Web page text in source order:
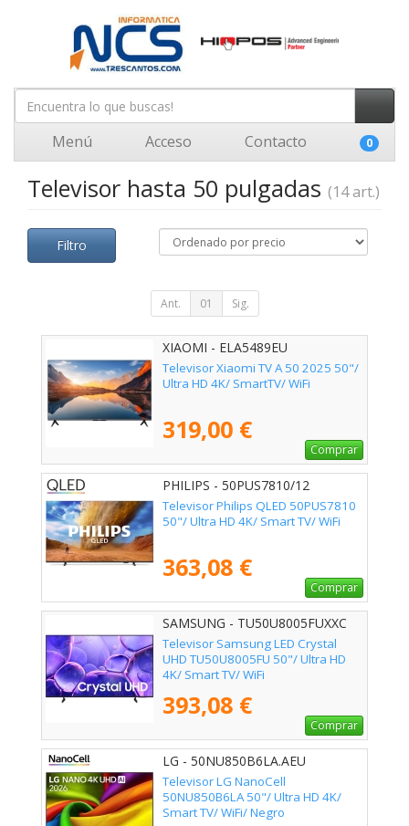
Menú Acceso Contacto 0
Televisor hasta 50 pulgadas (14 art.)
Filtro
Ant. 01 Sig.
XIAOMI - ELA5489EU
Televisor Xiaomi TV A 50 2025 50"/
Ultra HD 4K/ SmartTV/ WiFi
319,00 €
Comprar
PHILIPS - 50PUS7810/12
Televisor Philips QLED 50PUS7810
50"/ Ultra HD 4K/ Smart TV/ WiFi
363,08 €
Comprar
SAMSUNG - TU50U8005FUXXC
Televisor Samsung LED Crystal
UHD TU50U8005FU 50"/ Ultra HD
4K/ Smart TV/ WiFi
393,08 €
Comprar
LG - 50NU850B6LA.AEU
Televisor LG NanoCell
50NU850B6LA 50"/ Ultra HD 4K/
Smart TV/ WiFi/ Negro